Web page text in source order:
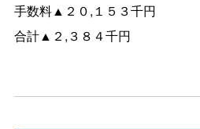
手数料▲２０,１５３千円
合計▲２,３８４千円